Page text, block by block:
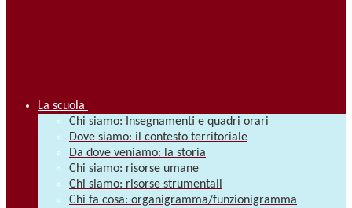
La scuola
Chi siamo: Insegnamenti e quadri orari
Dove siamo: il contesto territoriale
Da dove veniamo: la storia
Chi siamo: risorse umane
Chi siamo: risorse strumentali
Chi fa cosa: organigramma/funzionigramma